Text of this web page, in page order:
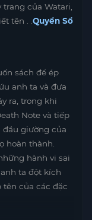
của Watari,
tên . . Quyển Sổ
sách để ép
anh ta và đưa
ra, trong khi
Note và tiếp
giường của
hoàn thành.
hành vi sai
ta đột kích
tên của các đặc